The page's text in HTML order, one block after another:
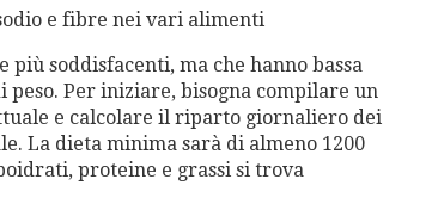
e fibre nei vari alimenti
soddisfacenti, ma che hanno bassa
Per iniziare, bisogna compilare un
e calcolare il riparto giornaliero dei
La dieta minima sarà di almeno 1200
proteine e grassi si trova